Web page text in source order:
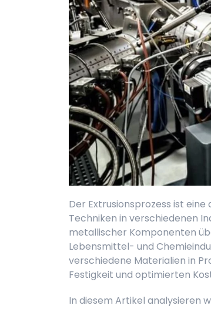
Der Extrusionsprozess ist
Techniken in verschiedenen
metallischer Komponenten
Lebensmittel- und
verschiedene Materialien in
Festigkeit und optimierten
In diesem Artikel analysieren